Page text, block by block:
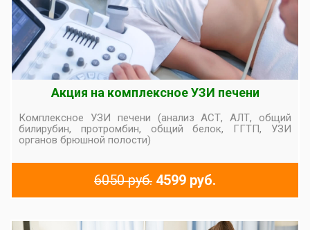
Акция на комплексное УЗИ печени
Комплексное УЗИ печени (анализ АСТ, АЛТ, общий
билирубин, протромбин, общий белок, ГГТП, УЗИ
органов брюшной полости)
6050 руб. 4599 руб.